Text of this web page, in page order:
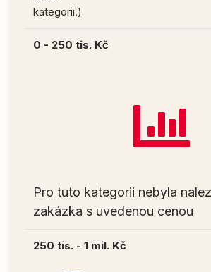
kategorii.)
0 - 250 tis. Kč
Pro tuto kategorii nebyla
zakázka s uvedenou cenou
250 tis. - 1 mil. Kč